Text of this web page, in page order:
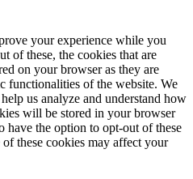
your experience while you
of these, the cookies that are
on your browser as they are
functionalities of the website. We
us analyze and understand how
will be stored in your browser
have the option to opt-out of these
these cookies may affect your